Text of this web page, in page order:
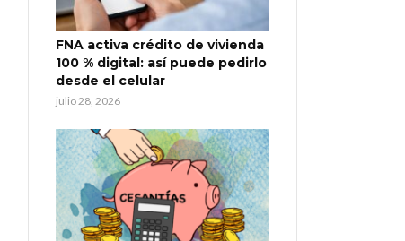
FNA activa crédito de vivienda
100 % digital: así puede pedirlo
desde el celular
julio 28, 2026